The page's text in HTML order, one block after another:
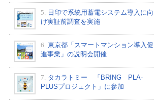
5.
日印で系統用蓄電システム導入に向
け実証前調査を実施
6. 東京都「スマートマンション導入促
進事業」の説明会開催
7. タカラトミー 「BRING PLA-
PLUSプロジェクト」に参加